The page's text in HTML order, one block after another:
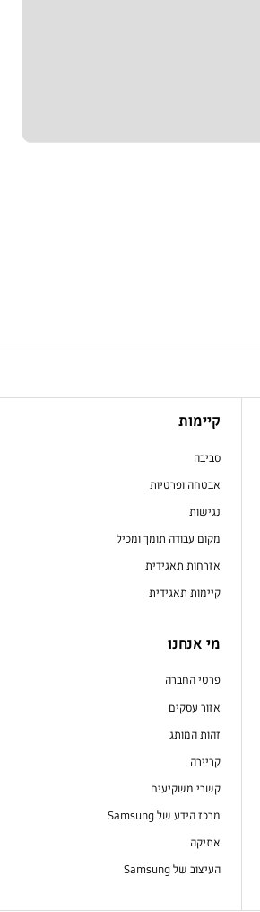
קיימות
סביבה
אבטחה ופרטיות
נגישות
מקום עבודה תומך ומכיל
אזרחות תאגידית
קיימות תאגידית
מי אנחנו
פרטי החברה
אזור עסקים
זהות המותג
קריירה
קשרי משקיעים
מרכז הידע של Samsung
אתיקה
העיצוב של Samsung